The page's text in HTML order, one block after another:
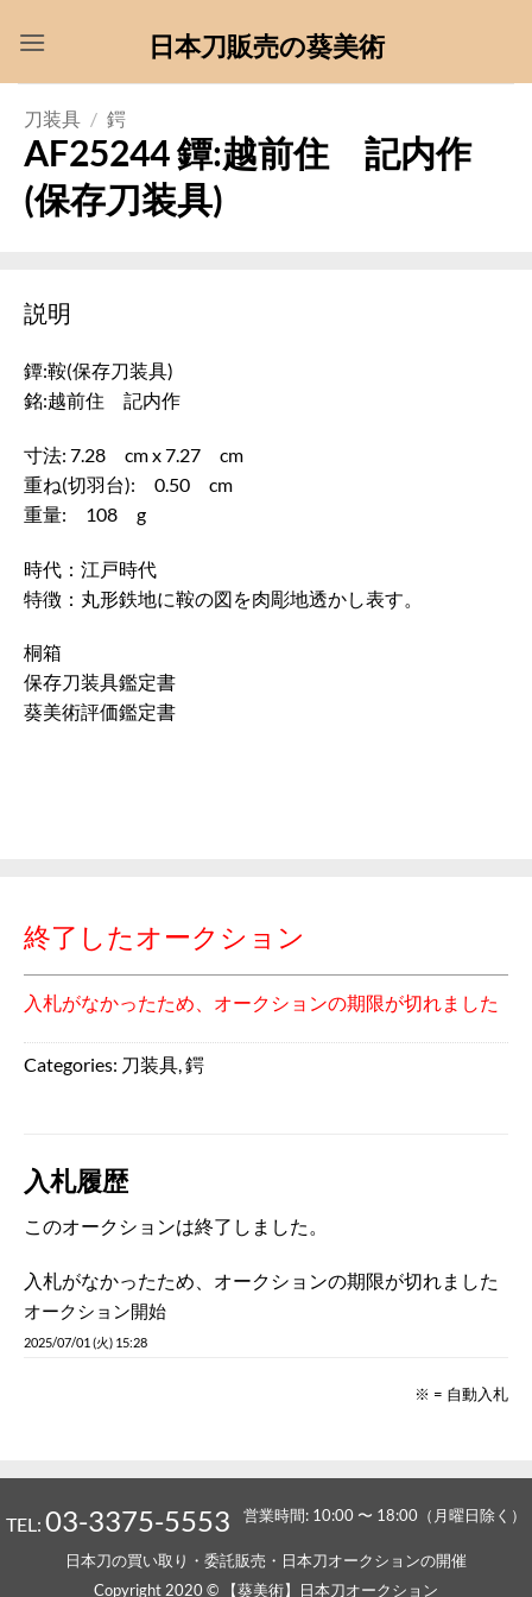
日本刀販売の葵美術
刀装具 / 鍔
AF25244 鐔:越前住 記内作
(保存刀装具)
説明
鐔:鞍(保存刀装具)
銘:越前住 記内作
寸法: 7.28 cm x 7.27 cm
重ね(切羽台): 0.50 cm
重量: 108 g
時代：江戸時代
特徴：丸形鉄地に鞍の図を肉彫地透かし表す。
桐箱
保存刀装具鑑定書
葵美術評価鑑定書
終了したオークション
入札がなかったため、オークションの期限が切れました
Categories: 刀装具 鍔
入札履歴
このオークションは終了しました。
入札がなかったため、オークションの期限が切れました
オークション開始
2025/07/01 (火) 15:28
※ = 自動入札
TEL:03-3375-5553 営業時間: 10:00 〜 18:00（月曜日除く）
日本刀の買い取り・委託販売・日本刀オークションの開催
Copyright 2020 © 【葵美術】日本刀オークション